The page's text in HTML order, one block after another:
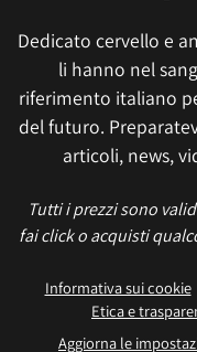
Dedicato cervello e
li hanno nel
riferimento italiano
del futuro.
articoli, news,
Tutti i prezzi sono
fai click o acquisti
Informativa sui cookie
Etica e
Aggiorna le